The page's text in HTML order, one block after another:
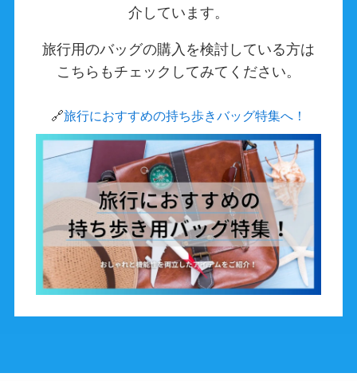
介しています。
旅行用のバッグの購入を検討している方は
こちらもチェックしてみてください。
🔗旅行におすすめの持ち歩きバッグ特集へ！